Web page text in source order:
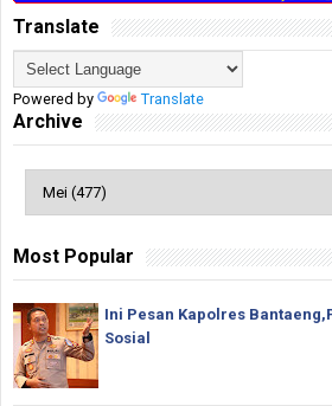
Translate
Powered by Translate
Archive
Most Popular
Ini Pesan Kapolres
Sosial